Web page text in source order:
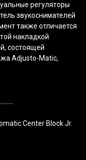
регуляторы
звукоснимателей
также отличается
накладкой
состоящей
Adjusto-Matic,
Center Block Jr.